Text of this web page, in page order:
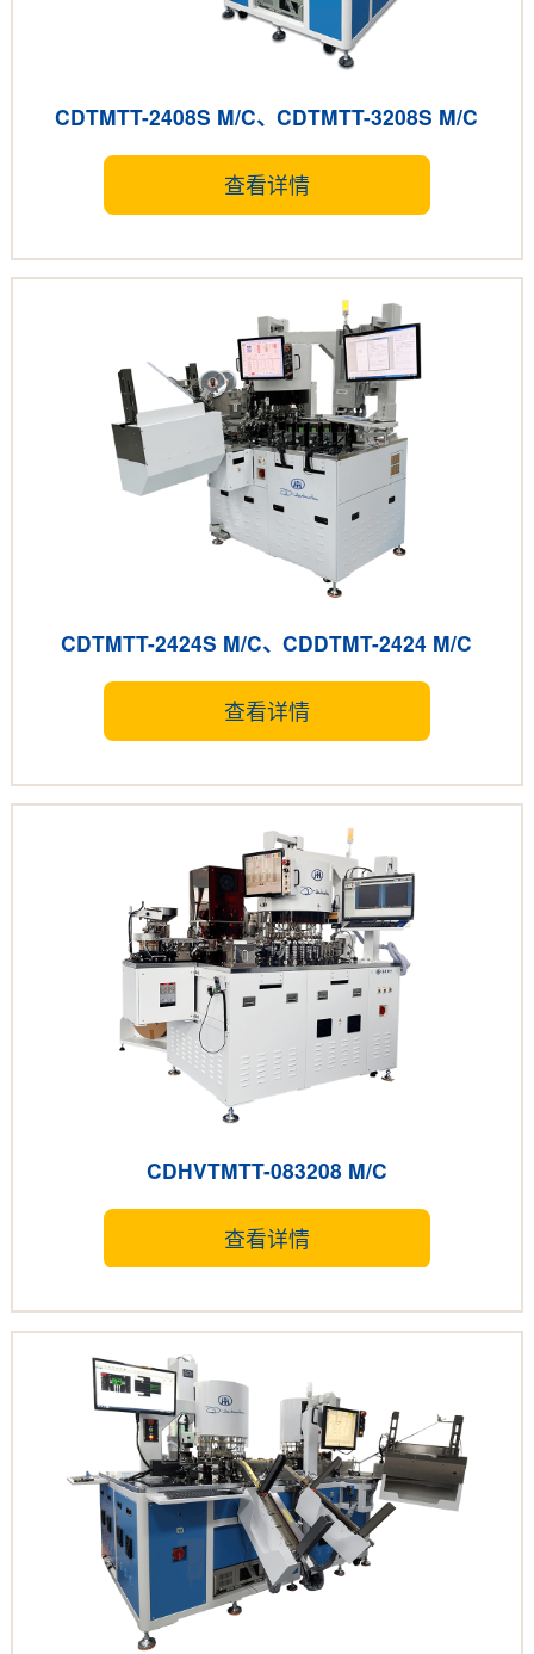
CDTMTT-2408S M/C、CDTMTT-3208S M/C
查看详情
CDTMTT-2424S M/C、CDDTMT-2424 M/C
查看详情
CDHVTMTT-083208 M/C
查看详情